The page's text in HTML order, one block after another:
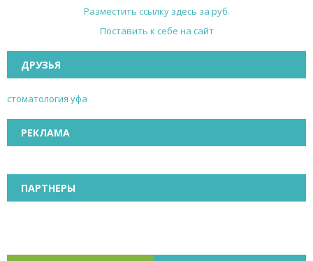
Разместить ссылку здесь за руб.
Поставить к себе на сайт
ДРУЗЬЯ
стоматология уфа
РЕКЛАМА
ПАРТНЕРЫ